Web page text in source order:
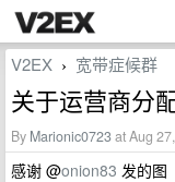
V2EX › 宽带症候群
关于运营商分
By Marionic0723at Aug
感谢 @onion83 发的图